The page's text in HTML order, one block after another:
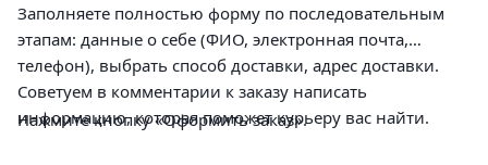
Заполняете полностью форму по последовательным
этапам: данные о себе (ФИО, электронная почта,
телефон), выбрать способ доставки, адрес доставки.
Советуем в комментарии к заказу написать
информацию, которая поможет курьеру вас найти.
Нажмите кнопку «Оформить заказ».